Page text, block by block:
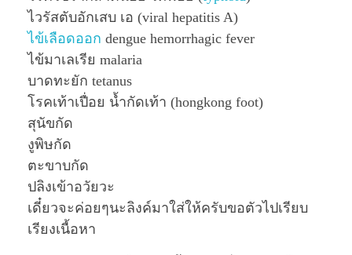
ไวรัสตับอักเสบ เอ (viral hepatitis A)
ไข้เลือดออก dengue hemorrhagic fever
ไข้มาเลเรีย malaria
บาดทะยัก tetanus
โรคเท้าเปื่อย น้ำกัดเท้า (hongkong foot)
สุนัขกัด
งูพิษกัด
ตะขาบกัด
ปลิงเข้าอวัยวะ
เดี๋ยวจะค่อยๆนะลิงค์มาใส่ให้ครับขอตัวไปเรียบ
เรียงเนื้อหา